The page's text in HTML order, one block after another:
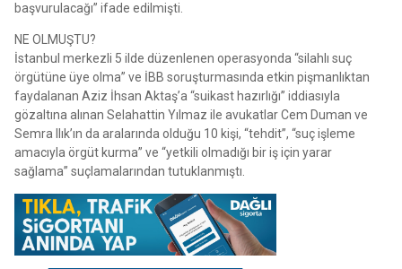
başvurulacağı” ifade edilmişti.
NE OLMUŞTU?
İstanbul merkezli 5 ilde düzenlenen operasyonda “silahlı suç
örgütüne üye olma” ve İBB soruşturmasında etkin pişmanlıktan
faydalanan Aziz İhsan Aktaş’a “suikast hazırlığı” iddiasıyla
gözaltına alınan Selahattin Yılmaz ile avukatlar Cem Duman ve
Semra Ilık’ın da aralarında olduğu 10 kişi, “tehdit”, “suç işleme
amacıyla örgüt kurma” ve “yetkili olmadığı bir iş için yarar
sağlama” suçlamalarından tutuklanmıştı.